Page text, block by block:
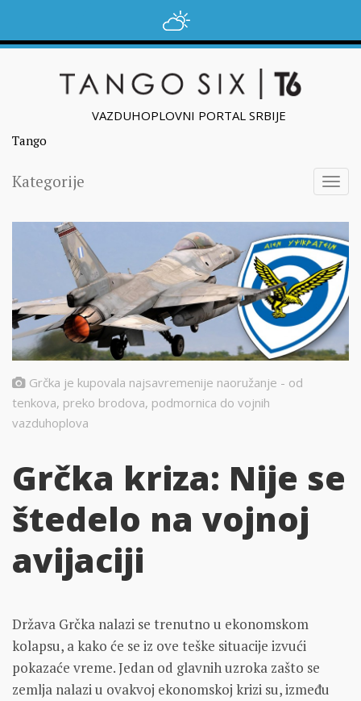
VAZDUHOPLOVNI PORTAL SRBIJE
Tango
Kategorije
Grčka je kupovala najsavremenije naoružanje - od
tenkova, preko brodova, podmornica do vojnih
vazduhoplova
Grčka kriza: Nije se
štedelo na vojnoj
avijaciji
Država Grčka nalazi se trenutno u ekonomskom
kolapsu, a kako će se iz ove teške situacije izvući
pokazaće vreme. Jedan od glavnih uzroka zašto se
zemlja nalazi u ovakvoj ekonomskoj krizi su, između